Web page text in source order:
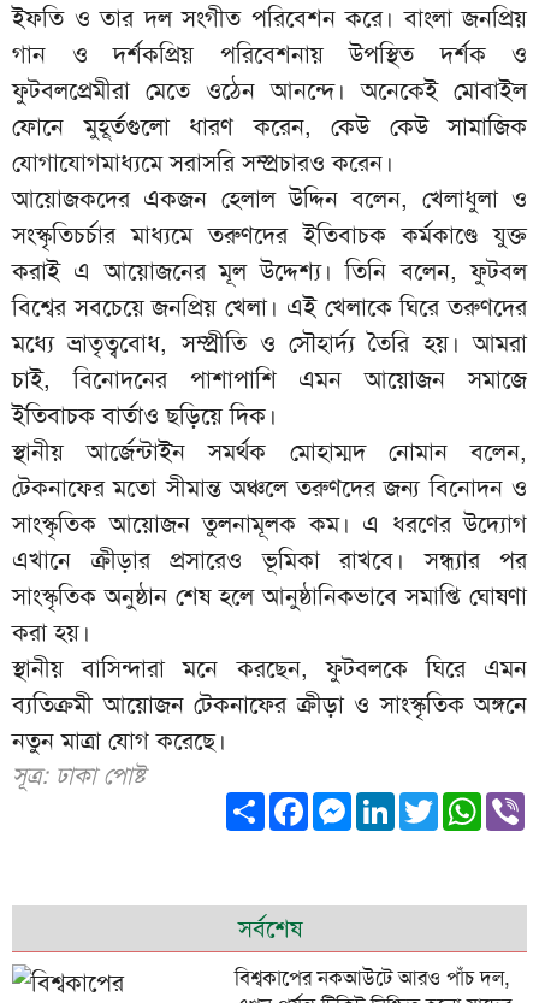
ইফতি ও তার দল সংগীত পরিবেশন করে। বাংলা জনপ্রিয়
গান ও দর্শকপ্রিয় পরিবেশনায় উপস্থিত দর্শক ও
ফুটবলপ্রেমীরা মেতে ওঠেন আনন্দে। অনেকেই মোবাইল
ফোনে মুহূর্তগুলো ধারণ করেন, কেউ কেউ সামাজিক
যোগাযোগমাধ্যমে সরাসরি সম্প্রচারও করেন।
আয়োজকদের একজন হেলাল উদ্দিন বলেন, খেলাধুলা ও
সংস্কৃতিচর্চার মাধ্যমে তরুণদের ইতিবাচক কর্মকাণ্ডে যুক্ত
করাই এ আয়োজনের মূল উদ্দেশ্য। তিনি বলেন, ফুটবল
বিশ্বের সবচেয়ে জনপ্রিয় খেলা। এই খেলাকে ঘিরে তরুণদের
মধ্যে ভ্রাতৃত্ববোধ, সম্প্রীতি ও সৌহার্দ্য তৈরি হয়। আমরা
চাই, বিনোদনের পাশাপাশি এমন আয়োজন সমাজে
ইতিবাচক বার্তাও ছড়িয়ে দিক।
স্থানীয় আর্জেন্টাইন সমর্থক মোহাম্মদ নোমান বলেন,
টেকনাফের মতো সীমান্ত অঞ্চলে তরুণদের জন্য বিনোদন ও
সাংস্কৃতিক আয়োজন তুলনামূলক কম। এ ধরণের উদ্যোগ
এখানে ক্রীড়ার প্রসারেও ভূমিকা রাখবে। সন্ধ্যার পর
সাংস্কৃতিক অনুষ্ঠান শেষ হলে আনুষ্ঠানিকভাবে সমাপ্তি ঘোষণা
করা হয়।
স্থানীয় বাসিন্দারা মনে করছেন, ফুটবলকে ঘিরে এমন
ব্যতিক্রমী আয়োজন টেকনাফের ক্রীড়া ও সাংস্কৃতিক অঙ্গনে
নতুন মাত্রা যোগ করেছে।
সূত্র: ঢাকা পোষ্ট
ShareFacebook
Messenger
LinkedIn
Twitter
সর্বশেষ
বিশ্বকাপের নকআউটে আরও পাঁচ দল,